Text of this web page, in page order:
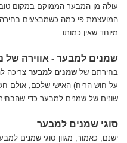
עולה מן המבער הממוקם במקום
המועצמת פי כמה כשמבצעים בחירה
מיוחד שאין כמותו.
שמנים למבער - אווירה של
בחירתם של שמנים למבער צריכה
על חוש הריח) האישי שלכם, אולם
שונים של שמנים למבער כדי
סוגי שמנים למבער
ישנם, כאמור, מגוון סוגי שמנים